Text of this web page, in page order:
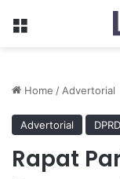
Menu
Home /Advertorial
Advertorial
Rapat